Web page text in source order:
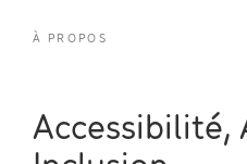
À PROPOS
Accessibilité,